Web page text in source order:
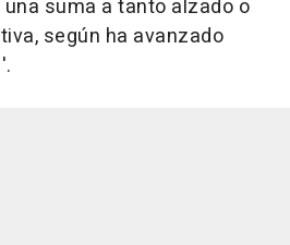
suma a tanto alzado o
según ha avanzado